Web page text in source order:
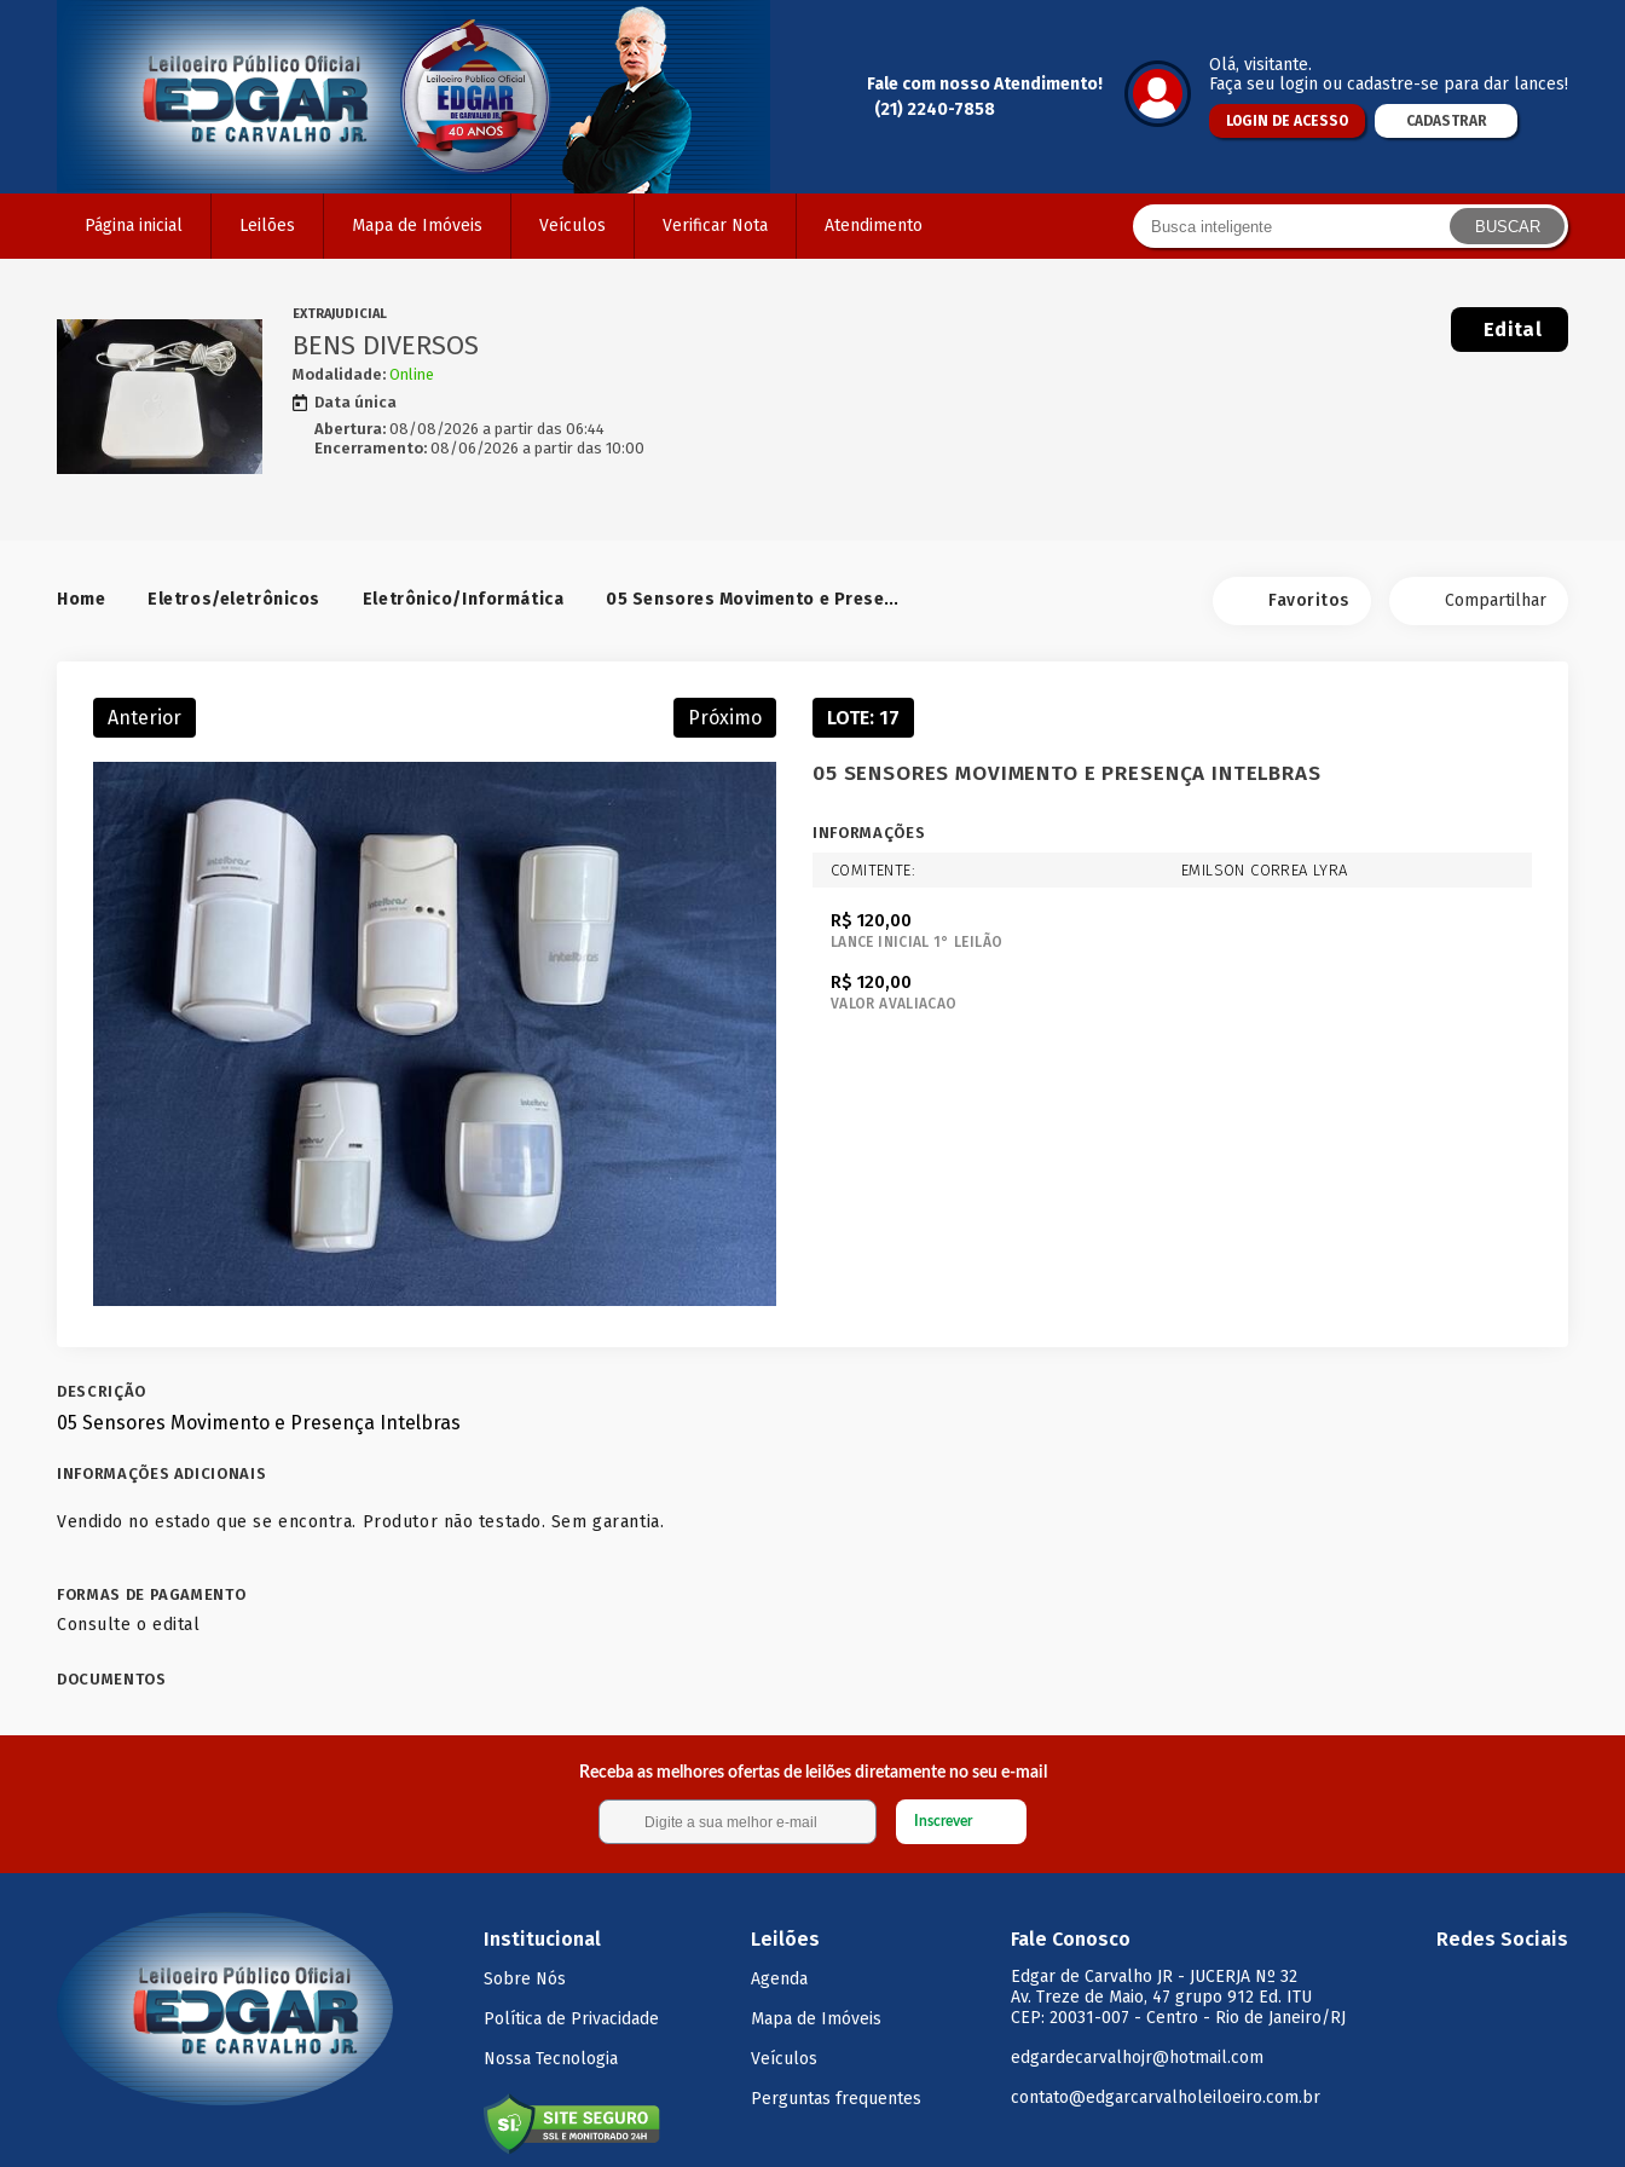
Fale com nosso Atendimento!
(21) 2240-7858
Olá, visitante.
Faça seu login ou cadastre-se para dar lances!
LOGIN DE ACESSO CADASTRAR
Página inicial Leilões Mapa de Imóveis Veículos Verificar Nota Atendimento BUSCAR
EXTRAJUDICIAL
BENS DIVERSOS
Modalidade: Online
Data única
Abertura:08/08/2026 a partir das 06:44
Encerramento:08/06/2026 a partir das 10:00
Edital
Home Eletros/eletrônicos Eletrônico/Informática 05 Sensores Movimento e Presença Intelbras Favoritos Compartilhar
Anterior Próximo LOTE: 17
05 SENSORES MOVIMENTO E PRESENÇA INTELBRAS
INFORMAÇÕES
COMITENTE: EMILSON CORREA LYRA
R$ 120,00
LANCE INICIAL 1° LEILÃO
R$ 120,00
VALOR AVALIACAO
DESCRIÇÃO
05 Sensores Movimento e Presença Intelbras
INFORMAÇÕES ADICIONAIS
Vendido no estado que se encontra. Produtor não testado. Sem garantia.
FORMAS DE PAGAMENTO
Consulte o edital
DOCUMENTOS
Receba as melhores ofertas de leilões diretamente no seu e-mail
Inscrever
Institucional
Sobre Nós
Política de Privacidade
Nossa Tecnologia
Leilões
Agenda
Mapa de Imóveis
Veículos
Perguntas frequentes
Fale Conosco
Edgar de Carvalho JR - JUCERJA Nº 32
Av. Treze de Maio, 47 grupo 912 Ed. ITU
CEP: 20031-007 - Centro - Rio de Janeiro/RJ
edgardecarvalhojr@hotmail.com
contato@edgarcarvalholeiloeiro.com.br
Redes Sociais